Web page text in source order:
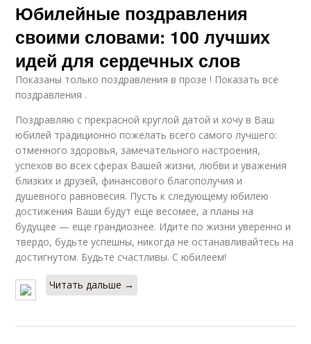
Юбилейные поздравления
своими словами: 100 лучших
идей для сердечных слов
Показаны только поздравления в прозе ! Показать все
поздравления .
Поздравляю с прекрасной круглой датой и хочу в Ваш
юбилей традиционно пожелать всего самого лучшего:
отменного здоровья, замечательного настроения,
успехов во всех сферах Вашей жизни, любви и уважения
близких и друзей, финансового благополучия и
душевного равновесия. Пусть к следующему юбилею
достижения Ваши будут еще весомее, а планы на
будущее — еще грандиознее. Идите по жизни уверенно и
твердо, будьте успешны, никогда не останавливайтесь на
достигнутом. Будьте счастливы. С юбилеем!
Читать дальше →